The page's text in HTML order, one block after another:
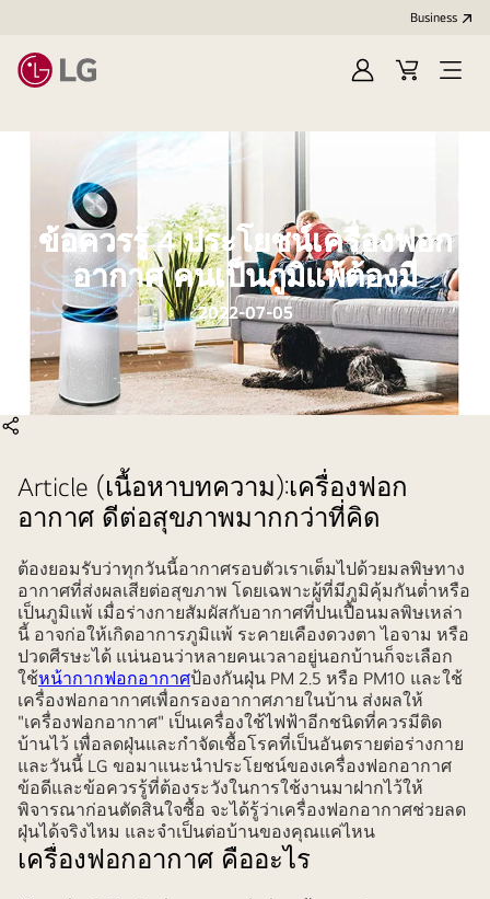
Business
Sign
Cart
Open
ข้อควรรู้ 4 ประโยชน์เครื่องฟอก
อากาศ คนเป็นภูมิแพ้ต้องมี
2022-07-05
แบ่งปัน
Article (เนื้อหาบทความ):เครื่องฟอก
อากาศ ดีต่อสุขภาพมากกว่าที่คิด
ต้องยอมรับว่าทุกวันนี้อากาศรอบตัวเราเต็มไปด้วยมลพิษทาง
อากาศที่ส่งผลเสียต่อสุขภาพ โดยเฉพาะผู้ที่มีภูมิคุ้มกันต่ำหรือ
เป็นภูมิแพ้ เมื่อร่างกายสัมผัสกับอากาศที่ปนเปื้อนมลพิษเหล่า
นี้ อาจก่อให้เกิดอาการภูมิแพ้ ระคายเคืองดวงตา ไอจาม หรือ
ปวดศีรษะได้ แน่นอนว่าหลายคนเวลาอยู่นอกบ้านก็จะเลือก
ใช้หน้ากากฟอกอากาศป้องกันฝุ่น PM 2.5 หรือ PM10 และใช้
เครื่องฟอกอากาศเพื่อกรองอากาศภายในบ้าน ส่งผลให้
"เครื่องฟอกอากาศ" เป็นเครื่องใช้ไฟฟ้าอีกชนิดที่ควรมีติด
บ้านไว้ เพื่อลดฝุ่นและกำจัดเชื้อโรคที่เป็นอันตรายต่อร่างกาย
และวันนี้ LG ขอมาแนะนำประโยชน์ของเครื่องฟอกอากาศ
ข้อดีและข้อควรรู้ที่ต้องระวังในการใช้งานมาฝากไว้ให้
พิจารณาก่อนตัดสินใจซื้อ จะได้รู้ว่าเครื่องฟอกอากาศช่วยลด
ฝุ่นได้จริงไหม และจำเป็นต่อบ้านของคุณแค่ไหน
เครื่องฟอกอากาศ คืออะไร